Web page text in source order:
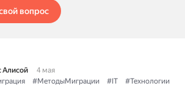
вопрос
Алисой
4 мая
#МетодыМиграции #IT #Технологии